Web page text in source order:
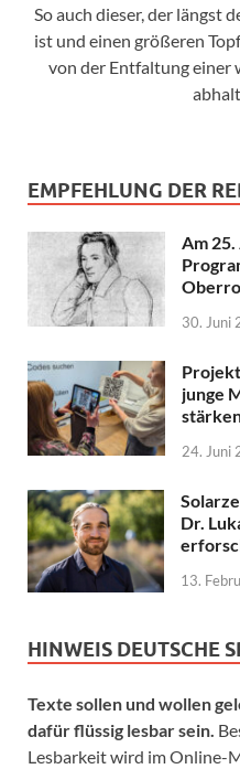
So auch dieser, der längst
ist und einen größeren
von der Entfaltung einer
EMPFEHLUNG DER
Am
30. Juni
junge
24. Juni
Dr.
13.
HINWEIS DEUTSCHE
Texte sollen und wollen
dafür flüssig lesbar sein.
Lesbarkeit wird im Online-